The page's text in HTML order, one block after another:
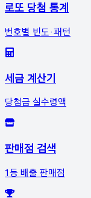
로또 당첨 통계
번호별 빈도·패턴
세금 계산기
당첨금 실수령액
판매점 검색
1등 배출 판매점